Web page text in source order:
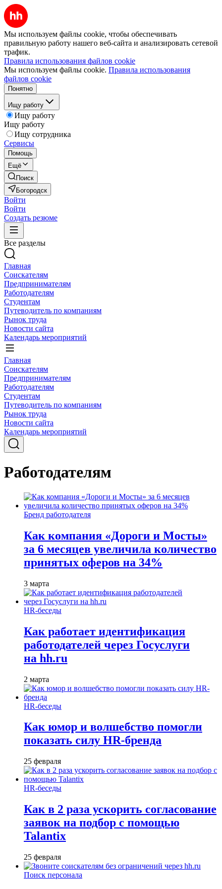
Мы используем файлы cookie, чтобы обеспечивать
правильную работу нашего веб-сайта и анализировать сетевой
трафик.
Правила использования файлов cookie
Мы используем файлы cookie. Правила использования
файлов cookie
Понятно
Ищу работу
Ищу работу
Ищу работу
Ищу сотрудника
Сервисы
Помощь
Ещё
Поиск
Богородск
Войти
Войти
Создать резюме
Все разделы
Главная
Соискателям
Предпринимателям
Работодателям
Студентам
Путеводитель по компаниям
Рынок труда
Новости сайта
Календарь мероприятий
Главная
Соискателям
Предпринимателям
Работодателям
Студентам
Путеводитель по компаниям
Рынок труда
Новости сайта
Календарь мероприятий
Работодателям
Бренд работодателя
Как компания «Дороги и Мосты»
за 6 месяцев увеличила количество
принятых оферов на 34%
3 марта
HR-беседы
Как работает идентификация
работодателей через Госуслуги
на hh.ru
2 марта
HR-беседы
Как юмор и волшебство помогли
показать силу HR-бренда
25 февраля
HR-беседы
Как в 2 раза ускорить согласование
заявок на подбор с помощью
Talantix
25 февраля
Поиск персонала